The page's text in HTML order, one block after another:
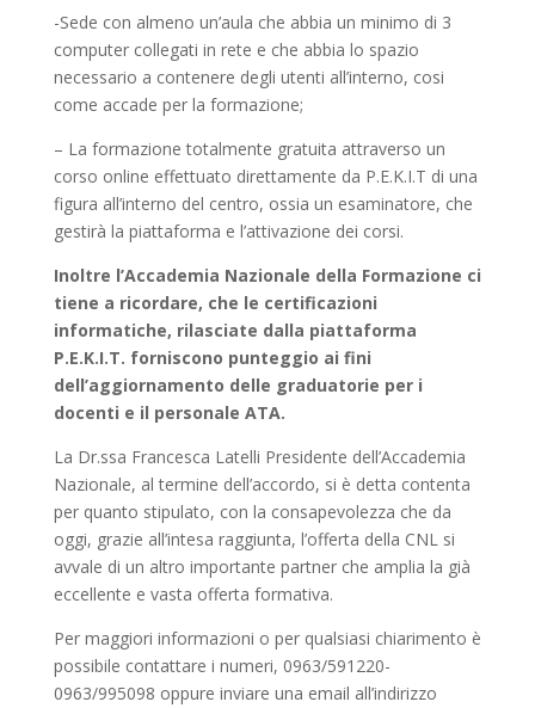
-Sede con almeno un’aula che abbia un minimo di 3
computer collegati in rete e che abbia lo spazio
necessario a contenere degli utenti all’interno, cosi
come accade per la formazione;
– La formazione totalmente gratuita attraverso un
corso online effettuato direttamente da P.E.K.I.T di una
figura all’interno del centro, ossia un esaminatore, che
gestirà la piattaforma e l’attivazione dei corsi.
Inoltre l’Accademia Nazionale della Formazione ci
tiene a ricordare, che le certificazioni
informatiche, rilasciate dalla piattaforma
P.E.K.I.T. forniscono punteggio ai fini
dell’aggiornamento delle graduatorie per i
docenti e il personale ATA.
La Dr.ssa Francesca Latelli Presidente dell’Accademia
Nazionale, al termine dell’accordo, si è detta contenta
per quanto stipulato, con la consapevolezza che da
oggi, grazie all’intesa raggiunta, l’offerta della CNL si
avvale di un altro importante partner che amplia la già
eccellente e vasta offerta formativa.
Per maggiori informazioni o per qualsiasi chiarimento è
possibile contattare i numeri, 0963/591220-
0963/995098 oppure inviare una email all’indirizzo